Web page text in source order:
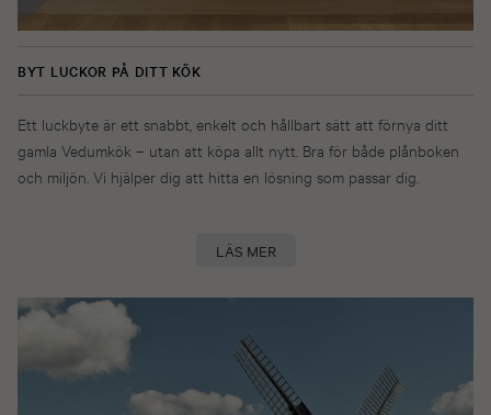
BYT LUCKOR PÅ DITT KÖK
Ett luckbyte är ett snabbt, enkelt och hållbart sätt att förnya ditt
gamla Vedumkök – utan att köpa allt nytt. Bra för både plånboken
och miljön. Vi hjälper dig att hitta en lösning som passar dig.
LÄS MER